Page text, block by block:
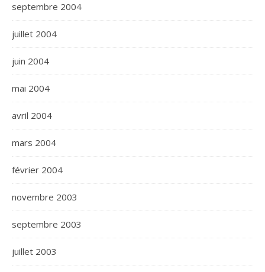
septembre 2004
juillet 2004
juin 2004
mai 2004
avril 2004
mars 2004
février 2004
novembre 2003
septembre 2003
juillet 2003